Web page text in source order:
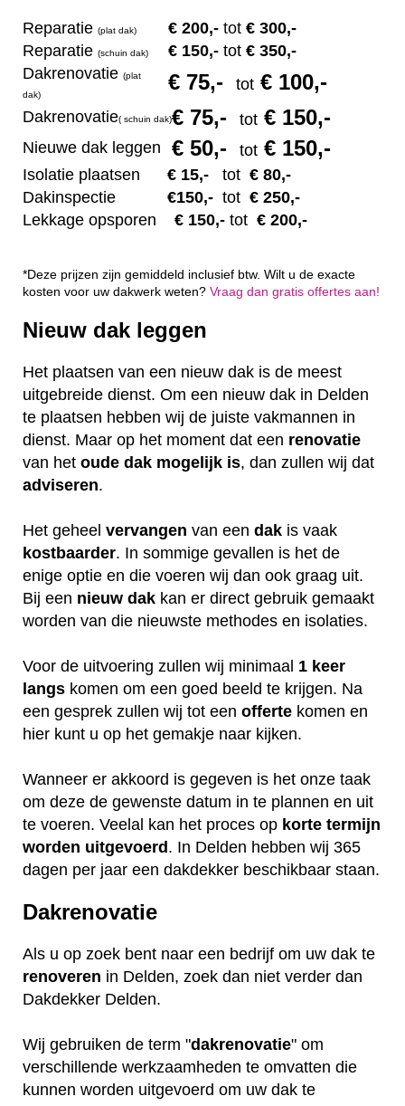
Reparatie (plat dak) € 200,- tot € 300,-
Reparatie (schuin dak) € 150,- tot € 350,-
Dakrenovatie (plat
dak)
€ 75,- tot € 100,-
Dakrenovatie( schuin dak)€ 75,- tot € 150,-
Nieuwe dak leggen € 50,- tot € 150,-
Isolatie plaatsen € 15,- tot € 80,-
Dakinspectie
€150,- tot € 250,-
Lekkage opsporen € 150,- tot € 200,-
*Deze prijzen zijn gemiddeld inclusief btw. Wilt u de exacte
kosten voor uw dakwerk weten? Vraag dan gratis offertes aan!
Nieuw dak leggen
Het plaatsen van een nieuw dak is de meest
uitgebreide dienst. Om een nieuw dak in Delden
te plaatsen hebben wij de juiste vakmannen in
dienst. Maar op het moment dat een renovatie
van het oude dak mogelijk is, dan zullen wij dat
adviseren.
Het geheel vervangen van een dak is vaak
kostbaarder. In sommige gevallen is het de
enige optie en die voeren wij dan ook graag uit.
Bij een nieuw dak kan er direct gebruik gemaakt
worden van die nieuwste methodes en isolaties.
Voor de uitvoering zullen wij minimaal 1 keer
langs komen om een goed beeld te krijgen. Na
een gesprek zullen wij tot een offerte komen en
hier kunt u op het gemakje naar kijken.
Wanneer er akkoord is gegeven is het onze taak
om deze de gewenste datum in te plannen en uit
te voeren. Veelal kan het proces op korte termijn
worden uitgevoerd . In Delden hebben wij 365
dagen per jaar een dakdekker beschikbaar staan.
Dakrenovatie
Als u op zoek bent naar een bedrijf om uw dak te
renoveren in Delden, zoek dan niet verder dan
Dakdekker Delden.
Wij gebruiken de term "dakrenovatie" om
verschillende werkzaamheden te omvatten die
kunnen worden uitgevoerd om uw dak te